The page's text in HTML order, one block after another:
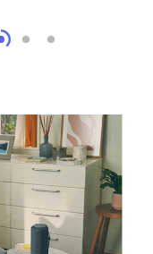
16 小時電池續航力 5
快速充電電池保護